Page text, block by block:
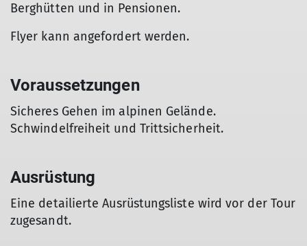
Berghütten und in Pensionen.
Flyer kann angefordert werden.
Voraussetzungen
Sicheres Gehen im alpinen Gelände.
Schwindelfreiheit und Trittsicherheit.
Ausrüstung
Eine detailierte Ausrüstungsliste wird vor der Tour
zugesandt.